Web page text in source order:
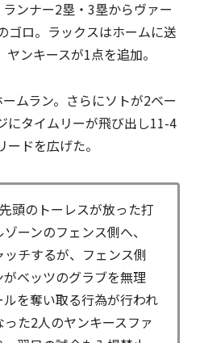
ンナー2塁・3塁からヴァー
ゴロ。ラックスはホームに送
ンキースが1点を追加。
ムラン。さらにソトが2ベー
にタイムリーが飛び出し11-4
ドを広げた。
頭のトーレスが放った打
ーンのフェンス側へ、
チするが、フェンス側
ベッツのグラブを無理
を奪い取る行為が行われ
た2人のヤンキースファ